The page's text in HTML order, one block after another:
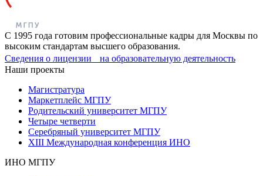
С 1995 года готовим профессиональные кадры для Москвы по
высоким стандартам высшего образования.
Сведения о лицензии на образовательную деятельность
Наши проекты
Магистратура
Маркетплейс МГПУ
Родительский университет МГПУ
Четыре четверти
Серебряный университет МГПУ
XIII Международная конференция ИНО
ИНО МГПУ